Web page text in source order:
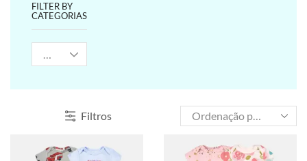
FILTER BY
CATEGORIAS
Filtros